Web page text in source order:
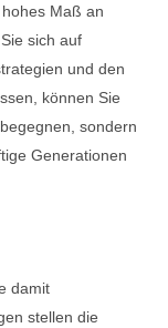
Maß an
sich auf
und den
können Sie
sondern
Generationen
damit
stellen die